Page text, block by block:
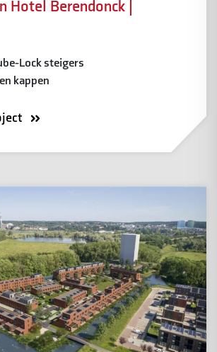
Berendonck |
Lock steigers
kappen